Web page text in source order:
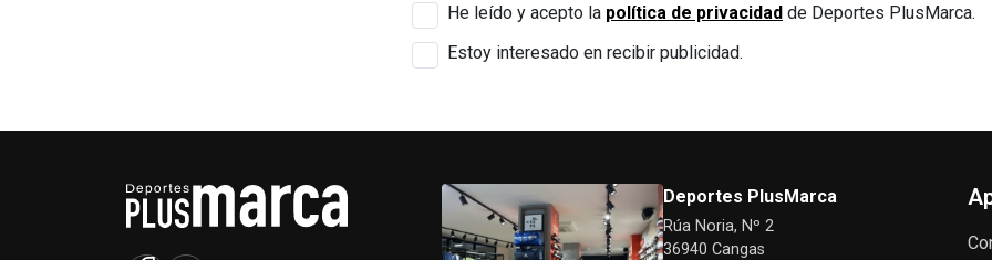
He leído y acepto la política de privacidad de Deportes PlusMarca.
Estoy interesado en recibir publicidad.
Deportes PlusMarca
Rúa Noria, Nº 2
36940 Cangas